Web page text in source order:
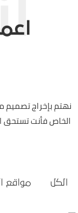
نهتم بإخراج
الخاص فأنت تستحق
الكل مواقع